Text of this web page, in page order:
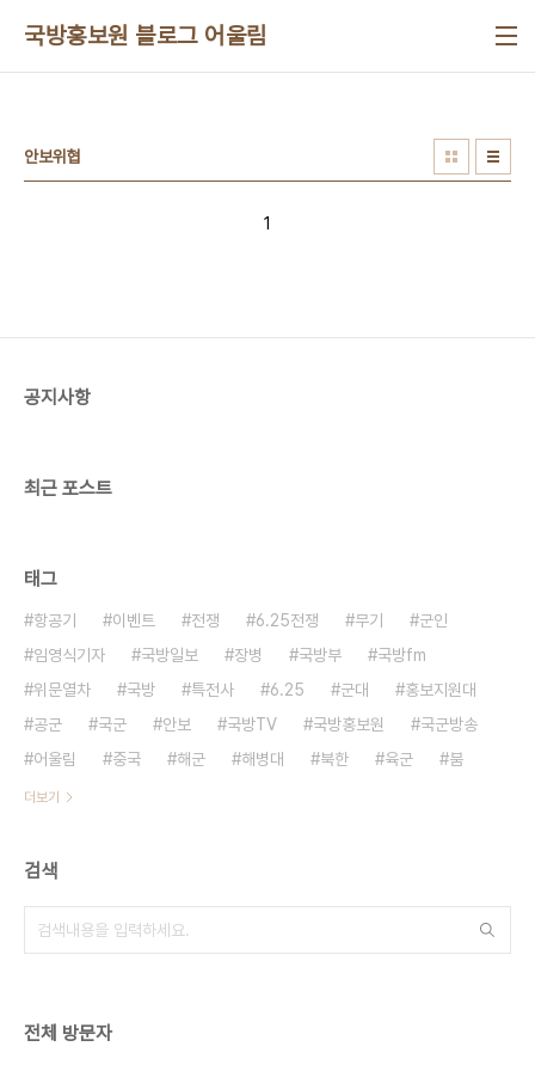
국방홍보원 블로그 어울림
안보위협
1
공지사항
최근 포스트
태그
항공기 이벤트 전쟁 6.25전쟁 무기
군인
임영식기자
국방일보 장병 국방부
국방fm
위문열차
국방 특전사 6.25 군대
홍보지원대
공군
국군 안보 국방TV 국방홍보원
국군방송
어울림
중국 해군 해병대 북한 육군 붐
더보기
검색
전체 방문자